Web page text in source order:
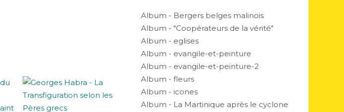
Album - Bergers belges malinois
Album - "Coopérateurs de la vérité"
Album - eglises
Album - evangile-et-peinture
Album - evangile-et-peinture-2
Album - fleurs
Album - icones
Album - La Martinique après le cyclone